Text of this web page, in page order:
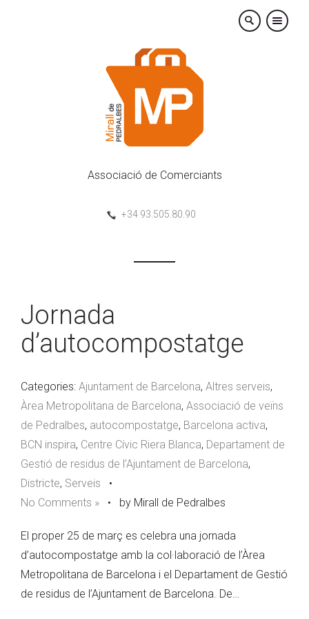
×
Associació de Comerciants
+34 93.505.80.90
Jornada
d’autocompostatge
Categories: Ajuntament de Barcelona, Altres serveis,
Àrea Metropolitana de Barcelona, Associació de veïns
de Pedralbes, autocompostatge, Barcelona activa,
BCN inspira, Centre Cívic Riera Blanca, Departament de
Gestió de residus de l’Ajuntament de Barcelona,
Districte, Serveis •
No Comments » • by Mirall de Pedralbes
El proper 25 de març es celebra una jornada
d’autocompostatge amb la col·laboració de l’Àrea
Metropolitana de Barcelona i el Departament de Gestió
de residus de l’Ajuntament de Barcelona. De…